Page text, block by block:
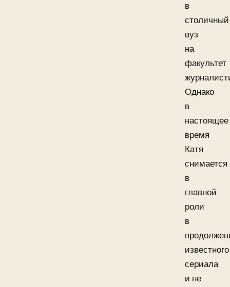
в
столичный
вуз
на
факультет
Однако
в
настоящее
время
Катя
снимается
в
главной
роли
в
известного
сериала
и не